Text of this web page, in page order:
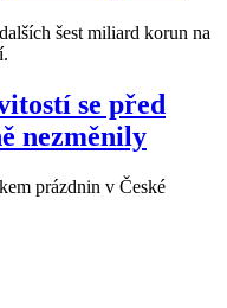
šest miliard korun na
se před
nezměnily
prázdnin v České